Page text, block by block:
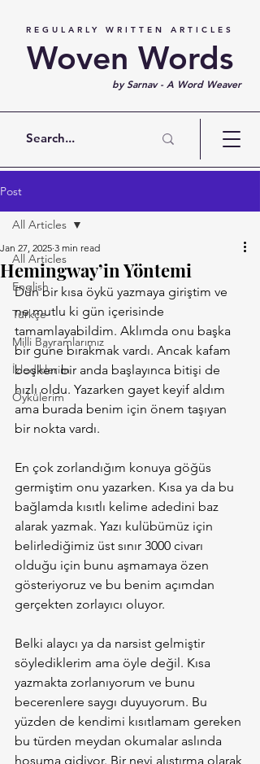
REGULARLY WRITTEN ARTICLES
Woven Words
by Sarnav - A Word Weaver
Post
All Articles
English
Türkçe
Milli Bayramlarımız
İzlediklerim
Öykülerim
All Articles
Hemingway’in Yöntemi
Jan 27, 2025 3 min read
Dün bir kısa öykü yazmaya giriştim ve
ne mutlu ki gün içerisinde
tamamlayabildim. Aklımda onu başka
bir güne bırakmak vardı. Ancak kafam
boşken bir anda başlayınca bitişi de
hızlı oldu. Yazarken gayet keyif aldım
ama burada benim için önem taşıyan
bir nokta vardı.
En çok zorlandığım konuya göğüs
germiştim onu yazarken. Kısa ya da bu
bağlamda kısıtlı kelime adedini baz
alarak yazmak. Yazı kulübümüz için
belirlediğimiz üst sınır 3000 civarı
olduğu için bunu aşmamaya özen
gösteriyoruz ve bu benim açımdan
gerçekten zorlayıcı oluyor.
Belki alaycı ya da narsist gelmiştir
söylediklerim ama öyle değil. Kısa
yazmakta zorlanıyorum ve bunu
becerenlere saygı duyuyorum. Bu
yüzden de kendimi kısıtlamam gereken
bu türden meydan okumalar aslında
hoşuma gidiyor. Bir nevi alıştırma olarak